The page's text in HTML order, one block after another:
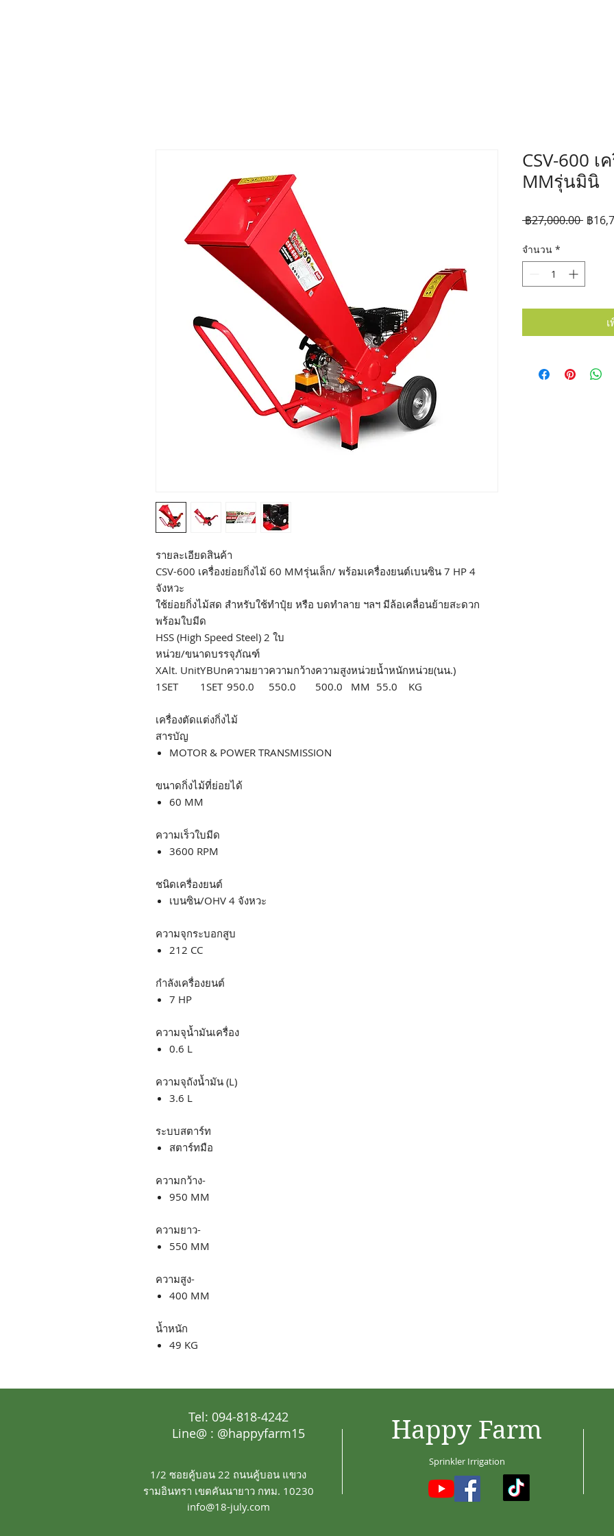
รายละเอียดสินค้า
CSV-600 เครื่องย่อยกิ่งไม้ 60 MMรุ่นเล็ก/ พร้อมเครื่องยนต์เบนซิน 7 HP 4
จังหวะ
ใช้ย่อยกิ่งไม้สด สำหรับใช้ทำปุ๋ย หรือ บดทำลาย ฯลฯ มีล้อเคลื่อนย้ายสะดวก
พร้อมใบมีด
HSS (High Speed Steel) 2 ใบ
หน่วย/ขนาดบรรจุภัณฑ์
XAlt. UnitYBUnความยาวความกว้างความสูงหน่วยน้ำหนักหน่วย(นน.)
1SET 1SET 950.0 550.0 500.0 MM 55.0 KG
เครื่องตัดแต่งกิ่งไม้
สารบัญ
MOTOR & POWER TRANSMISSION
ขนาดกิ่งไม้ที่ย่อยได้
60 MM
ความเร็วใบมีด
3600 RPM
ชนิดเครื่องยนต์
เบนซิน/OHV 4 จังหวะ
ความจุกระบอกสูบ
212 CC
กำลังเครื่องยนต์
7 HP
ความจุน้ำมันเครื่อง
0.6 L
ความจุถังน้ำมัน (L)
3.6 L
ระบบสตาร์ท
สตาร์ทมือ
ความกว้าง-
950 MM
ความยาว-
550 MM
ความสูง-
400 MM
น้ำหนัก
49 KG
CSV-600 เ
MMรุ่นมินิ
฿27,000.00 ราคา
฿
จำนวน *
Tel: 094-818-4242
Line@ : @happyfarm15
1/2 ซอยคู้บอน 22 ถนนคู้บอน แขวง
รามอินทรา เขตคันนายาว กทม. 10230
info@18-july.com
Happy Farm
Sprinkler Irrigation